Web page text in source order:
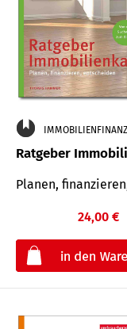
Ratgeber
Planen,
24,00 €